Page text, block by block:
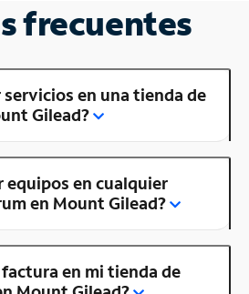
frecuentes
servicios en una tienda de
Gilead?
equipos en cualquier
en Mount Gilead?
en mi tienda de